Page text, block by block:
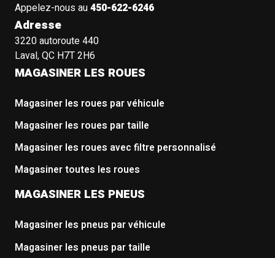
Appelez-nous au450-622-6246
Adresse
3220 autoroute 440
Laval, QC H7T 2H6
MAGASINER LES ROUES
Magasiner les roues par véhicule
Magasiner les roues par taille
Magasiner les roues avec filtre personnalisé
Magasiner toutes les roues
MAGASINER LES PNEUS
Magasiner les pneus par véhicule
Magasiner les pneus par taille